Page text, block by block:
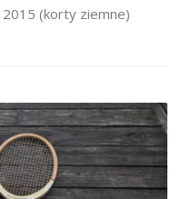
(korty ziemne)